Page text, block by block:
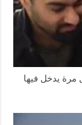
يدخل فيها